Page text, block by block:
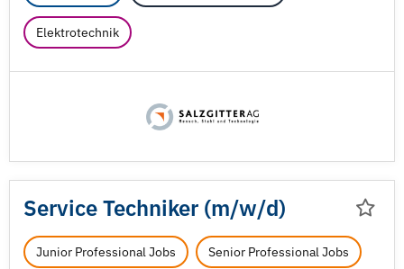
Elektrotechnik
Service Techniker (m/w/d)
Junior Professional Jobs Senior Professional Jobs